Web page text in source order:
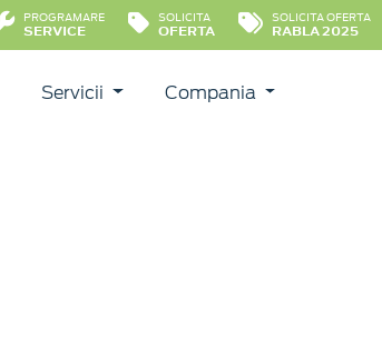
PROGRAMARE
SERVICE
SOLICITA
OFERTA
SOLICITA OFERTA
RABLA 2025
Servicii Compania